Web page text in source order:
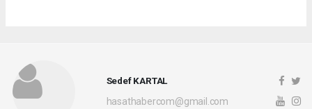
Sedef KARTAL
hasathabercom@gmail.com